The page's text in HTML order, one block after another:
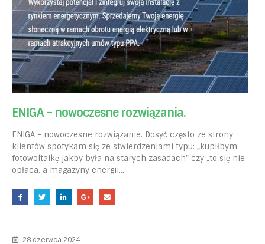
ENIGA – nowoczesne rozwiązania.
ENIGA – nowoczesne rozwiązanie. Dosyć często ze strony
klientów spotykam się ze stwierdzeniami typu: „kupiłbym
fotowoltaikę jakby była na starych zasadach” czy „to się nie
opłaca, a magazyny energii...
28 czerwca 2024